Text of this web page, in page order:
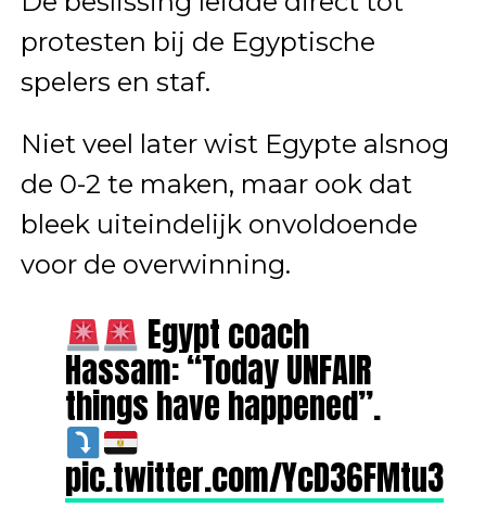
protesten bij de Egyptische
spelers en staf.
Niet veel later wist Egypte alsnog
de 0-2 te maken, maar ook dat
bleek uiteindelijk onvoldoende
voor de overwinning.
Egypt coach
Hassam: “Today UNFAIR
things have happened”.
pic.twitter.com/YcD36FMtu3